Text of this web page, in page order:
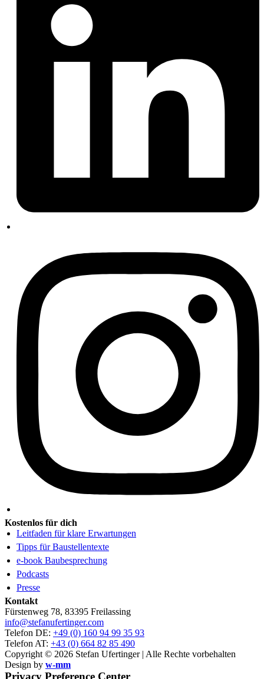
Kostenlos für dich
Leitfaden für klare Erwartungen
Tipps für Baustellentexte
e-book Baubesprechung
Podcasts
Presse
Kontakt
Fürstenweg 78, 83395 Freilassing
info@stefanufertinger.com
Telefon DE: +49 (0) 160 94 99 35 93
Telefon AT: +43 (0) 664 82 85 490
Copyright © 2026 Stefan Ufertinger | Alle Rechte vorbehalten
Design by w-mm
Privacy Preference Center